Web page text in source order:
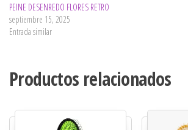
PEINE DESENREDO FLORES RETRO
septiembre 15, 2025
Entrada similar
Productos relacionados